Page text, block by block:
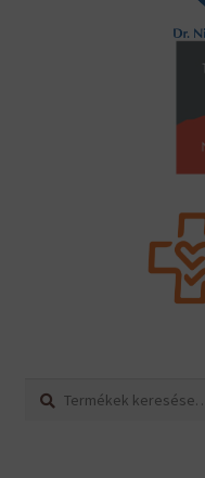
Keresés
Keresés